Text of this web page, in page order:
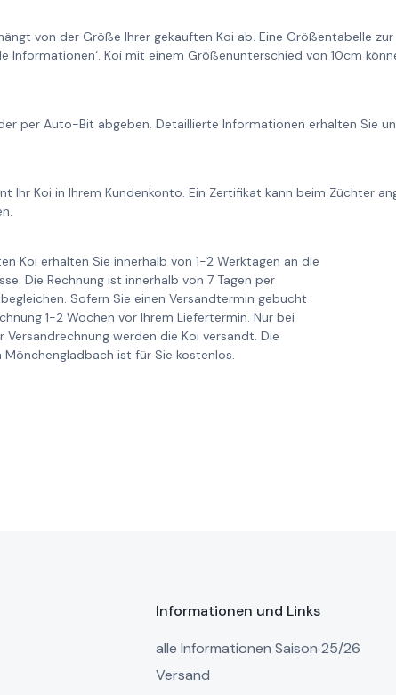
von der Größe Ihrer gekauften Koi ab. Eine Größentabelle zur
Informationen‘. Koi mit einem Größenunterschied von 10cm
per Auto-Bit abgeben. Detaillierte Informationen erhalten Sie
Ihr Koi in Ihrem Kundenkonto. Ein Zertifikat kann beim Züchter
Koi erhalten Sie innerhalb von 1-2 Werktagen an die
Die Rechnung ist innerhalb von 7 Tagen per
Sofern Sie einen Versandtermin gebucht
1-2 Wochen vor Ihrem Liefertermin. Nur bei
werden die Koi versandt. Die
ist für Sie kostenlos.
Informationen und Links
alle Informationen Saison 25/26
Versand